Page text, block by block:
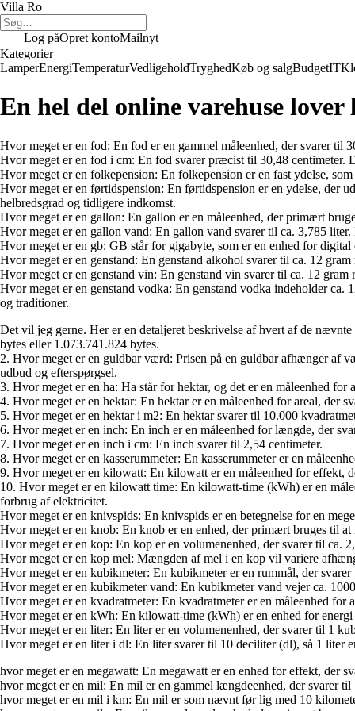
Villa Ro
Log påOpret kontoMailnyt
Kategorier
LamperEnergiTemperaturVedligeholdTryghedKøb og salgBudgetIT
En hel del online varehuse
Hvor meget er en fod: En fod er en gammel måleenhed, der svarer til
Hvor meget er en fod i cm: En fod svarer præcist til 30,48 centimeter.
Hvor meget er en folkepension: En folkepension er en fast ydelse,
Hvor meget er en førtidspension: En førtidspension er en ydelse, der
helbredsgrad og tidligere indkomst.
Hvor meget er en gallon: En gallon er en måleenhed, der primært
Hvor meget er en gallon vand: En gallon vand svarer til ca. 3,785
Hvor meget er en gb: GB står for gigabyte, som er en enhed for
Hvor meget er en genstand: En genstand alkohol svarer til ca. 12
Hvor meget er en genstand vin: En genstand vin svarer til ca. 12
Hvor meget er en genstand vodka: En genstand vodka indeholder
og traditioner.
Det vil jeg gerne. Her er en detaljeret beskrivelse af hvert af de
bytes eller 1.073.741.824 bytes.
2. Hvor meget er en guldbar værd: Prisen på en guldbar afhænger af
udbud og efterspørgsel.
3. Hvor meget er en ha: Ha står for hektar, og det er en måleenhed
4. Hvor meget er en hektar: En hektar er en måleenhed for areal, der
5. Hvor meget er en hektar i m2: En hektar svarer til 10.000
6. Hvor meget er en inch: En inch er en måleenhed for længde, der
7. Hvor meget er en inch i cm: En inch svarer til 2,54 centimeter.
8. Hvor meget er en kasserummeter: En kasserummeter er en
9. Hvor meget er en kilowatt: En kilowatt er en måleenhed for effekt,
10. Hvor meget er en kilowatt time: En kilowatt-time (kWh) er en
forbrug af elektricitet.
Hvor meget er en knivspids: En knivspids er en betegnelse for en
Hvor meget er en knob: En knob er en enhed, der primært bruges til
Hvor meget er en kop: En kop er en volumenenhed, der svarer til ca.
Hvor meget er en kop mel: Mængden af mel i en kop vil variere
Hvor meget er en kubikmeter: En kubikmeter er en rummål, der
Hvor meget er en kubikmeter vand: En kubikmeter vand vejer ca.
Hvor meget er en kvadratmeter: En kvadratmeter er en måleenhed
Hvor meget er en kWh: En kilowatt-time (kWh) er en enhed for
Hvor meget er en liter: En liter er en volumenenhed, der svarer til 1
Hvor meget er en liter i dl: En liter svarer til 10 deciliter (dl), så 1 liter
hvor meget er en megawatt: En megawatt er en enhed for effekt, der
hvor meget er en mil: En mil er en gammel længdeenhed, der svarer
hvor meget er en mil i km: En mil er som nævnt før lig med 10